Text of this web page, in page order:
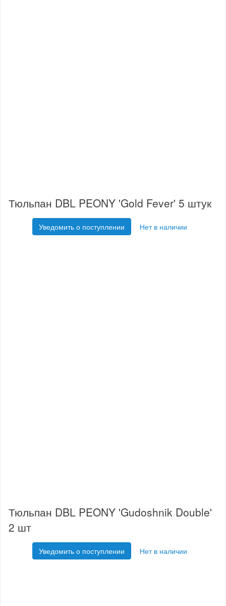
Тюльпан DBL PEONY 'Gold Fever' 5 штук
Уведомить о поступлении Нет в наличии
Тюльпан DBL PEONY 'Gudoshnik Double'
2 шт
Уведомить о поступлении Нет в наличии